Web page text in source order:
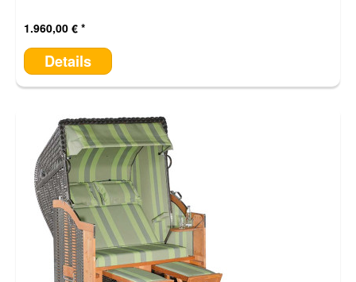
1.960,00 €
Details